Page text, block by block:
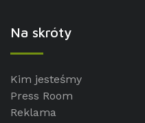
Na skróty
Kim jesteśmy
Press Room
Reklama